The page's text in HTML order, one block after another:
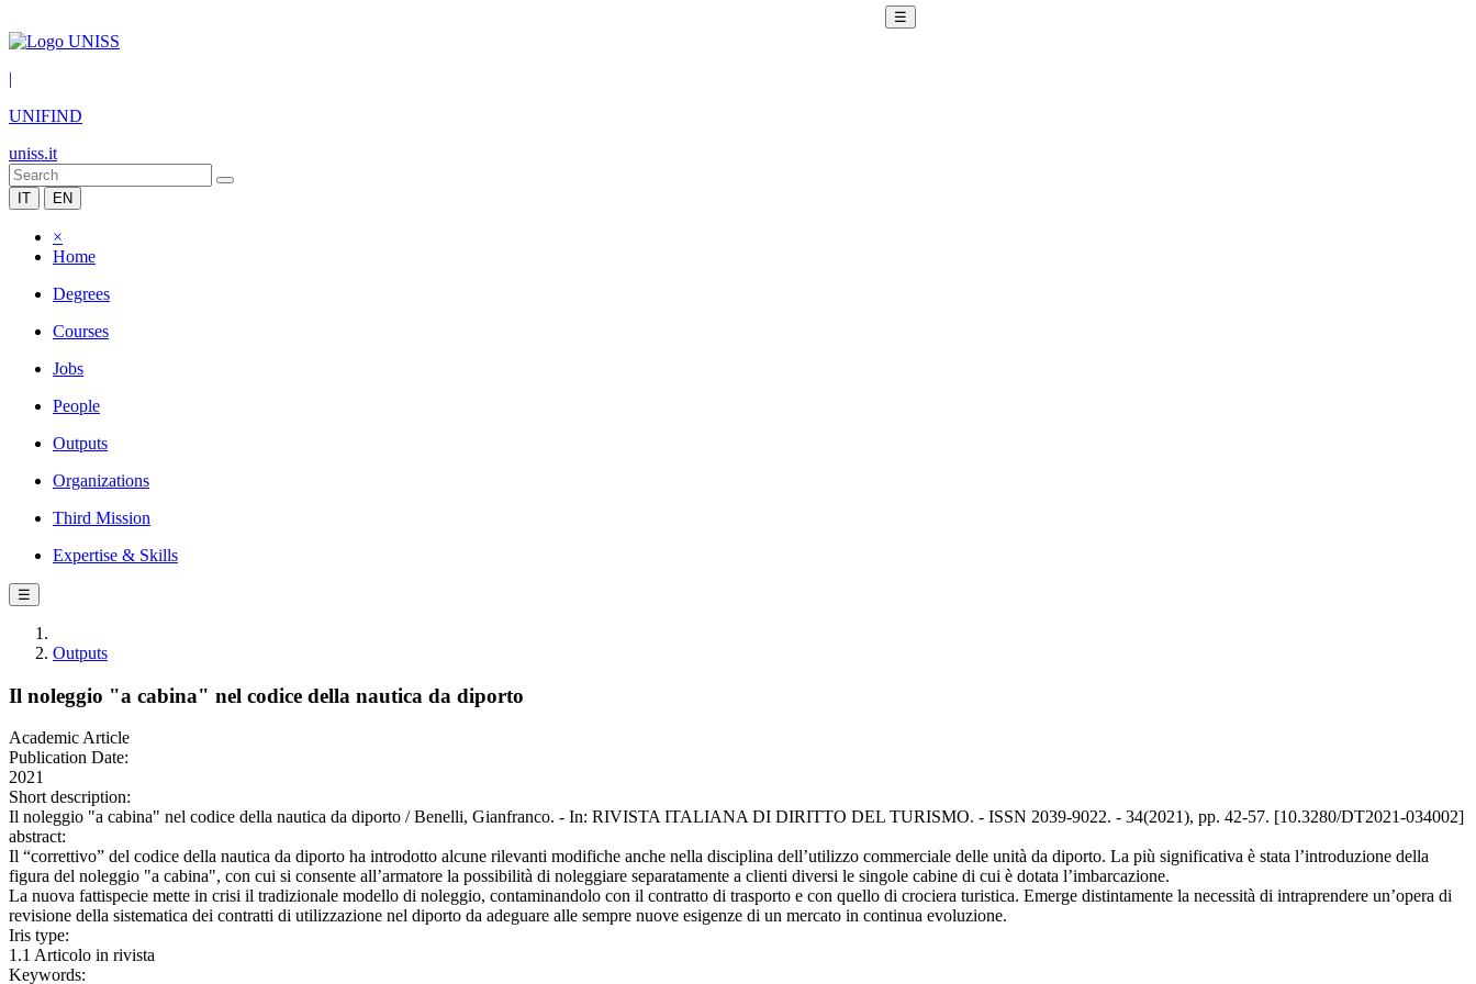
☰
|
UNIFIND
uniss.it
IT EN
×
Home
Degrees
Courses
Jobs
People
Outputs
Organizations
Third Mission
Expertise & Skills
☰
Outputs
Il noleggio "a cabina" nel codice della nautica da diporto
Academic Article
Publication Date:
2021
Short description:
Il noleggio "a cabina" nel codice della nautica da diporto / Benelli, Gianfranco. - In: RIVISTA ITALIANA DI DIRITTO DEL TURISMO. - ISSN 2039-9022. - 34(2021), pp. 42-57. [10.3280/DT2021-034002]
abstract:
Il “correttivo” del codice della nautica da diporto ha introdotto alcune rilevanti modifiche anche nella disciplina dell’utilizzo commerciale delle unità da diporto. La più significativa è stata l’introduzione della
figura del noleggio "a cabina", con cui si consente all’armatore la possibilità di noleggiare separatamente a clienti diversi le singole cabine di cui è dotata l’imbarcazione.
La nuova fattispecie mette in crisi il tradizionale modello di noleggio, contaminandolo con il contratto di trasporto e con quello di crociera turistica. Emerge distintamente la necessità di intraprendere un’opera di
revisione della sistematica dei contratti di utilizzazione nel diporto da adeguare alle sempre nuove esigenze di un mercato in continua evoluzione.
Iris type:
1.1 Articolo in rivista
Keywords: